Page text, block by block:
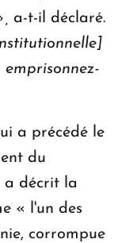
a-t-il déclaré.
a précédé le
du
a décrit la
« l'un des
corrompue